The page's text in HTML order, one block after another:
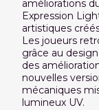
améliorations
Expression
artistiques
Les joueurs
grâce au
des
nouvelles
mécaniques
lumineux UV.